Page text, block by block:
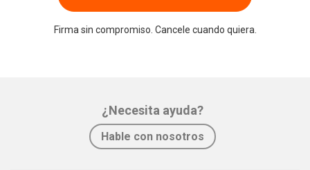
Firma sin compromiso. Cancele cuando quiera.
¿Necesita ayuda?
Hable con nosotros